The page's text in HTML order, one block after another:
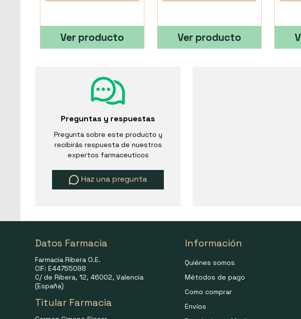
Ver producto Ver producto
Preguntas y respuestas
Pregunta sobre este producto y
recibirás respuesta de nuestros
expertos farmaceuticos
Haz una pregunta
Datos Farmacia
Farmacia Ribera O.E.
CIF: E44755098
C/ de Ribera, 12, 46002, Valencia
(España)
Titular Farmacia
Información
Quiénes somos
Métodos de pago
Como comprar
Envíos